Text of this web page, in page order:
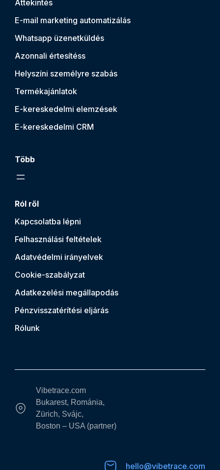
Áttekintés
E-mail marketing automatizálás
Whatsapp üzenetküldés
Azonnali értesítéss
Helyszíni személyre szabás
Termékajánlatok
E-kereskedelmi elemzések
E-kereskedelmi CRM
Több
Ról ről
Kapcsolatba lépni
Felhasználási feltételek
Adatvédelmi irányelvek
Cookie-szabályzat
Adatkezelési megállapodás
Pénzvisszatérítési eljárás
Rólunk
Vibetrace.com
Bukarest, Románia,
Zürich, Svájc,
Boston – USA (partner)
hello@vibetrace.com